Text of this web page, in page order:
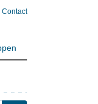
Contact